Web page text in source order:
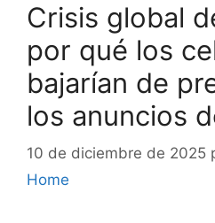
Crisis global
por qué los
bajarían de
los anuncios
10 de diciembre de 2025
Home